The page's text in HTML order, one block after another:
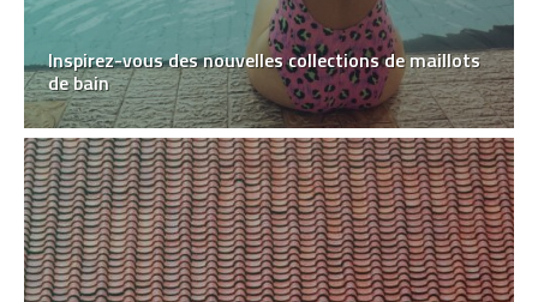
Inspirez-vous des nouvelles collections de maillots
de bain